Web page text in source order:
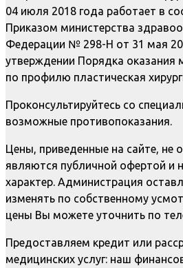
04 июля 2018 года работает в
Приказом министерства
Федерации № 298-Н от 31 мая
утверждении Порядка
по профилю пластическая
Проконсультируйтесь со
возможные противопоказания.
Цены, приведенные на сайте, не
являются публичной офертой и
характер. Администрация
изменять по собственному
цены Вы можете уточнить по
Предоставляем кредит или
медицинских услуг: наш